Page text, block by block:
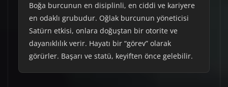
Boğa burcunun en disiplinli, en ciddi ve kariyere
en odaklı grubudur. Oğlak burcunun yöneticisi
Satürn etkisi, onlara doğuştan bir otorite ve
dayanıklılık verir. Hayatı bir “görev” olarak
görürler. Başarı ve statü, keyiften önce gelebilir.